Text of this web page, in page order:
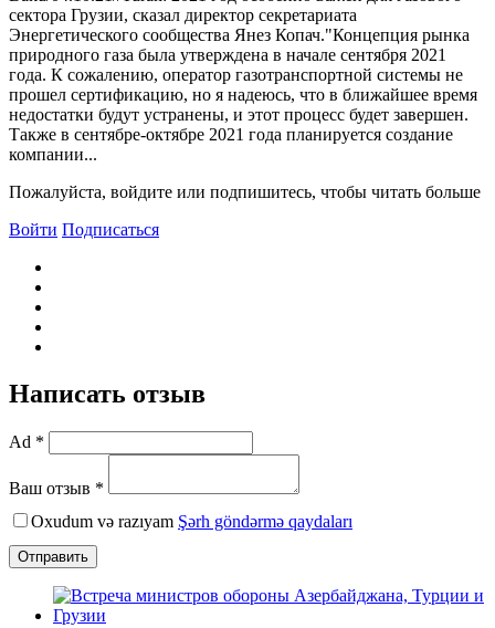
сектора Грузии, сказал директор секретариата
Энергетического сообщества Янез Копач."Концепция рынка
природного газа была утверждена в начале сентября 2021
года. К сожалению, оператор газотранспортной системы не
прошел сертификацию, но я надеюсь, что в ближайшее время
недостатки будут устранены, и этот процесс будет завершен.
Также в сентябре-октябре 2021 года планируется создание
компании...
Пожалуйста, войдите или подпишитесь, чтобы читать больше
Войти Подписаться
Написать отзыв
Ad *
Ваш отзыв *
Oxudum və razıyam Şərh göndərmə qaydaları
Отправить